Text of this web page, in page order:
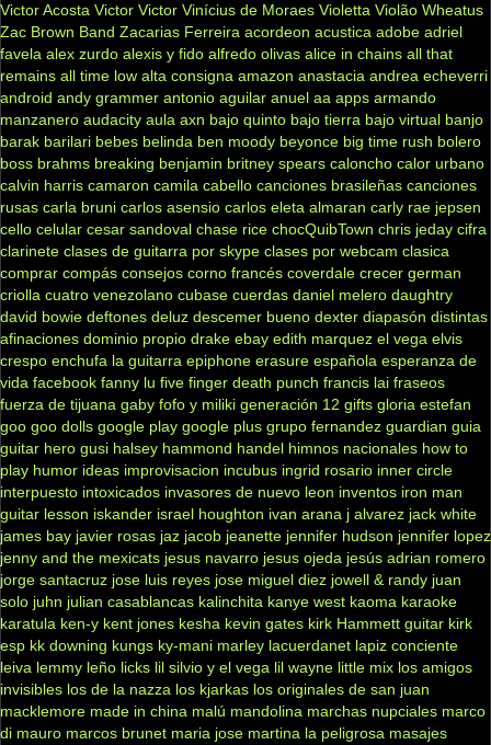
Victor Acosta Victor Victor Vinícius de Moraes Violetta Violão Wheatus
Zac Brown Band Zacarias Ferreira acordeon acustica adobe adriel
favela alex zurdo alexis y fido alfredo olivas alice in chains all that
remains all time low alta consigna amazon anastacia andrea echeverri
android andy grammer antonio aguilar anuel aa apps armando
manzanero audacity aula axn bajo quinto bajo tierra bajo virtual banjo
barak barilari bebes belinda ben moody beyonce big time rush bolero
boss brahms breaking benjamin britney spears caloncho calor urbano
calvin harris camaron camila cabello canciones brasileñas canciones
rusas carla bruni carlos asensio carlos eleta almaran carly rae jepsen
cello celular cesar sandoval chase rice chocQuibTown chris jeday cifra
clarinete clases de guitarra por skype clases por webcam clasica
comprar compás consejos corno francés coverdale crecer german
criolla cuatro venezolano cubase cuerdas daniel melero daughtry
david bowie deftones deluz descemer bueno dexter diapasón distintas
afinaciones dominio propio drake ebay edith marquez el vega elvis
crespo enchufa la guitarra epiphone erasure española esperanza de
vida facebook fanny lu five finger death punch francis lai fraseos
fuerza de tijuana gaby fofo y miliki generación 12 gifts gloria estefan
goo goo dolls google play google plus grupo fernandez guardian guia
guitar hero gusi halsey hammond handel himnos nacionales how to
play humor ideas improvisacion incubus ingrid rosario inner circle
interpuesto intoxicados invasores de nuevo leon inventos iron man
guitar lesson iskander israel houghton ivan arana j alvarez jack white
james bay javier rosas jaz jacob jeanette jennifer hudson jennifer lopez
jenny and the mexicats jesus navarro jesus ojeda jesús adrian romero
jorge santacruz jose luis reyes jose miguel diez jowell & randy juan
solo juhn julian casablancas kalinchita kanye west kaoma karaoke
karatula ken-y kent jones kesha kevin gates kirk Hammett guitar kirk
esp kk downing kungs ky-mani marley lacuerdanet lapiz conciente
leiva lemmy leño licks lil silvio y el vega lil wayne little mix los amigos
invisibles los de la nazza los kjarkas los originales de san juan
macklemore made in china malú mandolina marchas nupciales marco
di mauro marcos brunet maria jose martina la peligrosa masajes